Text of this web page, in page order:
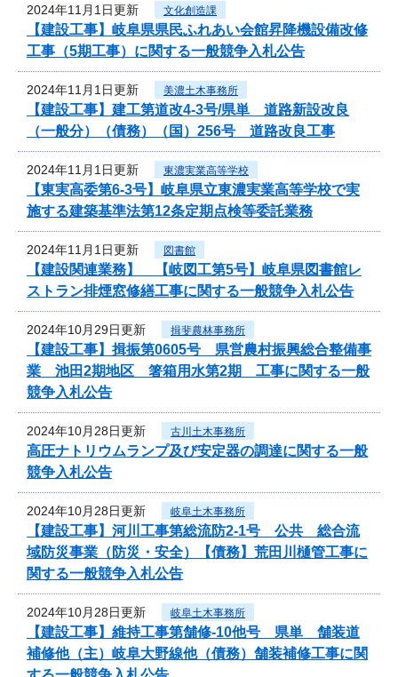
2024年11月1日更新 文化創造課
【建設工事】岐阜県県民ふれあい会館昇降機設備改修
工事（5期工事）に関する一般競争入札公告
2024年11月1日更新 美濃土木事務所
【建設工事】建工第道改4-3号/県単 道路新設改良
（一般分）（債務）（国）256号 道路改良工事
2024年11月1日更新 東濃実業高等学校
【東実高委第6-3号】岐阜県立東濃実業高等学校で実
施する建築基準法第12条定期点検等委託業務
2024年11月1日更新 図書館
【建設関連業務】 【岐図工第5号】岐阜県図書館レ
ストラン排煙窓修繕工事に関する一般競争入札公告
2024年10月29日更新 揖斐農林事務所
【建設工事】揖振第0605号 県営農村振興総合整備事
業 池田2期地区 箸箱用水第2期 工事に関する一般
競争入札公告
2024年10月28日更新 古川土木事務所
高圧ナトリウムランプ及び安定器の調達に関する一般
競争入札公告
2024年10月28日更新 岐阜土木事務所
【建設工事】河川工事第総流防2-1号 公共 総合流
域防災事業（防災・安全）【債務】荒田川樋管工事に
関する一般競争入札公告
2024年10月28日更新 岐阜土木事務所
【建設工事】維持工事第舗修-10他号 県単 舗装道
補修他（主）岐阜大野線他（債務）舗装補修工事に関